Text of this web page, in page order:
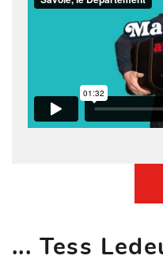
... Tess